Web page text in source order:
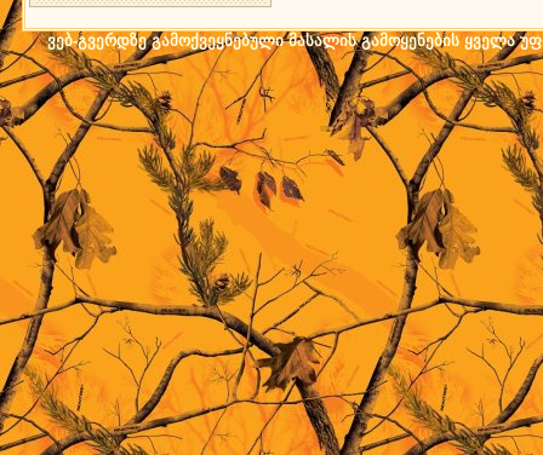
ვებ-გვერდზე გამოქვეყნებული მასალის გამოყენების ყველა